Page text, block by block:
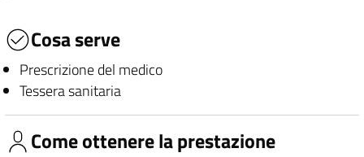
Cosa serve
Prescrizione del medico
Tessera sanitaria
Come ottenere la prestazione